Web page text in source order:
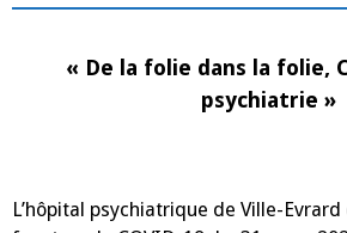
DE
« De la folie dans la folie,
psychiatrie »
L’hôpital psychiatrique de Ville-